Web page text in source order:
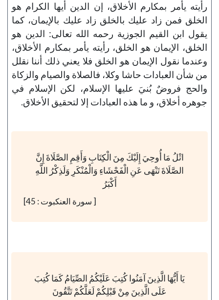
رأيته يأمر بمكارم الأخلاق، إن الدين أيها الكرام هو
الخلق فمن زاد عليك بالخلق زاد عليك بالإيمان، كما
يقول ابن القيم الجوزية رحمه الله تعالى: الدين هو
الخلق، الإيمان هو الخلق، رأيته يأمر بمكارم الأخلاق،
وعندما نقول الإيمان هو الخلق فلا يعني ذلك أننا نقلل
من شأن العبادات حاشا وكلا، فالصلاة والصيام والزكاة
والحج فروضٌ بُنيَ عليها الإسلام، لكن الإسلام في
جوهره أخلاق، و ما هذه العبادات إلا لتحقيق الأخلاق.
اتْلُ مَا أُوحِيَ إِلَيْكَ مِنَ الْكِتَابِ وَأَقِمِ الصَّلَاةَ إِنَّ
الصَّلَاةَ تَنْهَى عَنِ الْفَحْشَاءِ وَالْمُنْكَرِ وَلَذِكْرُ اللَّهِ
أَكْبَرُ
[ سورة العنكبوت : 45]
يَا أَيُّهَا الَّذِينَ آمَنُوا كُتِبَ عَلَيْكُمُ الصِّيَامُ كَمَا كُتِبَ
عَلَى الَّذِينَ مِنْ قَبْلِكُمْ لَعَلَّكُمْ تَتَّقُونَ